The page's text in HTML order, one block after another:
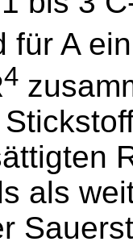
für A
4
als